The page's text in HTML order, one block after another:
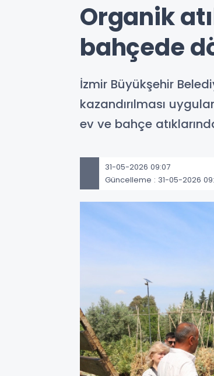
Organik
bahçede
İzmir Büyükşehir
kazandırılması
ev ve bahçe
31-05-2026 09:07
Güncelleme : 31-05-2026